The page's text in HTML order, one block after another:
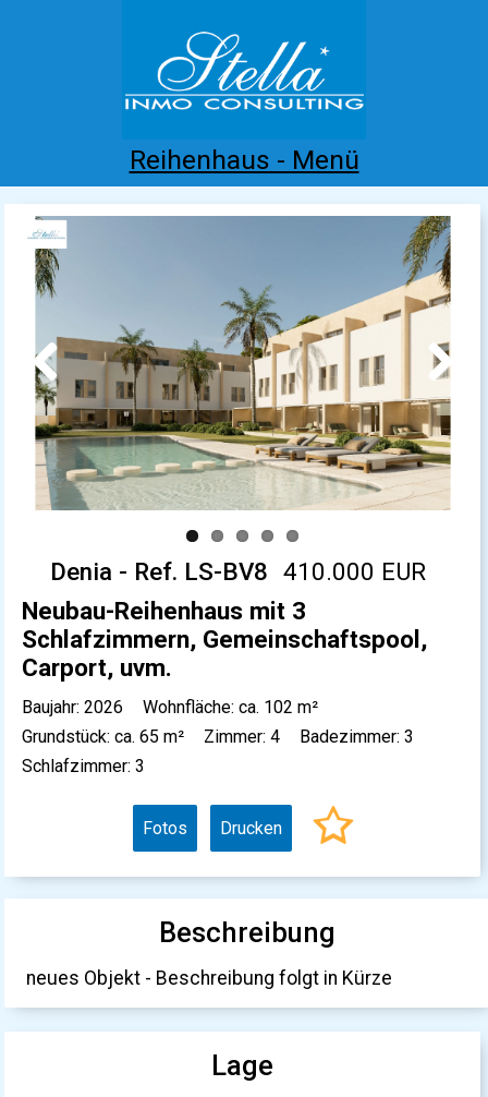
Reihenhaus - Menü
Home Costa Blanca Kaufen Mieten
Neubau
Kontakt
Previous Next
Denia - Ref. LS-BV8 410.000 EUR
Neubau-Reihenhaus mit 3
Schlafzimmern, Gemeinschaftspool,
Carport, uvm.
Baujahr: 2026
Wohnfläche: ca. 102 m²
Grundstück: ca. 65 m²
Zimmer: 4
Badezimmer: 3
Schlafzimmer: 3
Fotos Drucken
Beschreibung
neues Objekt - Beschreibung folgt in Kürze
Lage